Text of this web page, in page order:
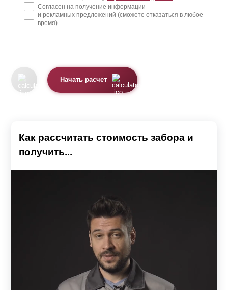
Согласен на получение информации
и рекламных предложений (сможете отказаться в любое
время)
Начать расчет
Как рассчитать стоимость забора и
получить...